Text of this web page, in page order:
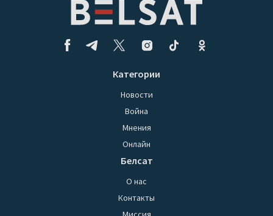
Категории
Новости
Война
Мнения
Онлайн
Белсат
О нас
Контакты